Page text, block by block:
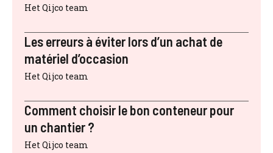
Het Qijco team
Les erreurs à éviter lors d’un achat de
matériel d’occasion
Het Qijco team
Comment choisir le bon conteneur pour
un chantier ?
Het Qijco team